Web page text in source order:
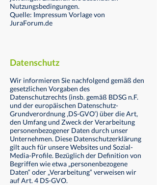
Nutzungsbedingungen.
Quelle: Impressum Vorlage von
JuraForum.de
Datenschutz
Wir informieren Sie nachfolgend gemäß den
gesetzlichen Vorgaben des
Datenschutzrechts (insb. gemäß BDSG n.F.
und der europäischen Datenschutz-
Grundverordnung ‚DS-GVO‘) über die Art,
den Umfang und Zweck der Verarbeitung
personenbezogener Daten durch unser
Unternehmen. Diese Datenschutzerklärung
gilt auch für unsere Websites und Sozial-
Media-Profile. Bezüglich der Definition von
Begriffen wie etwa „personenbezogene
Daten“ oder „Verarbeitung“ verweisen wir
auf Art. 4 DS-GVO.